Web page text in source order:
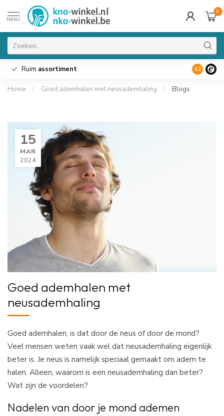
MENU
0
Ruim assortiment 9.3
Home / Goed ademhalen met neusademhaling / Blogs
15
MAR
2024
Goed ademhalen met
neusademhaling
Goed ademhalen, is dat door de neus of door de mond?
Veel mensen weten vaak wel dat neusademhaling eigenlijk
beter is. Je neus is namelijk speciaal gemaakt om adem te
halen. Alleen, waarom is een neusademhaling dan beter?
Wat zijn de voordelen?
Nadelen van door je mond ademen